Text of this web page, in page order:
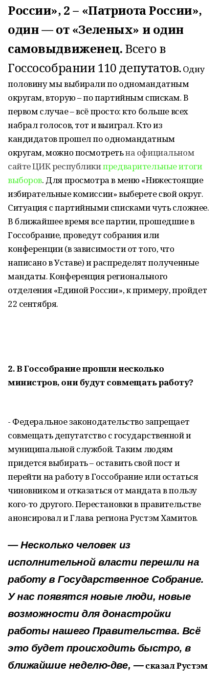
России», 2 – «Патриота России»,
один — от «Зеленых» и один
самовыдвиженец.Всего в
Госсособрании 110 депутатов. Одну
половину мы выбирали по одномандатным
округам, вторую – по партийным спискам. В
первом случае – всё просто: кто больше всех
набрал голосов, тот и выиграл. Кто из
кандидатов прошел по одномандатным
округам, можно посмотретьна официальном
сайте ЦИК республикипредварительные итоги
выборов. Для просмотра в меню «Нижестоящие
избирательные комиссии» выберете свой округ.
Ситуация с партийными списками чуть сложнее.
В ближайшее время все партии, прошедшие в
Госсобрание, проведут собрания или
конференции (в зависимости от того, что
написано в Уставе) и распределят полученные
мандаты. Конференция регионального
отделения «Единой России», к примеру, пройдет
22 сентября.
2. В Госсобрание прошли несколько
министров, они будут совмещать работу?
- Федеральное законодательство запрещает
совмещать депутатство с государственной и
муниципальной службой. Таким людям
придется выбирать – оставить свой пост и
перейти на работу в Госсобрание или остаться
чиновником и отказаться от мандата в пользу
кого-то другого. Перестановки в правительстве
анонсировал и Глава региона Рустэм Хамитов.
— Несколько человек из
исполнительной власти перешли на
работу в Государственное Собрание.
У нас появятся новые люди, новые
возможности для донастройки
работы нашего Правительства. Всё
это будет происходить быстро, в
ближайшие неделю-две, —сказал Рустэм